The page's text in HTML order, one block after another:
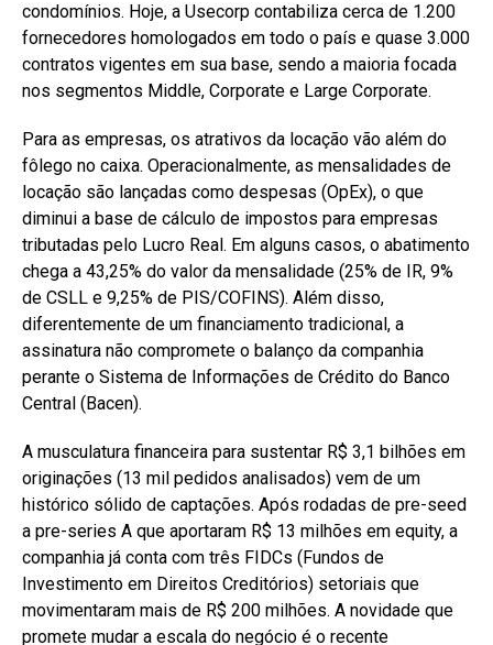
condomínios. Hoje, a Usecorp contabiliza cerca de 1.200
fornecedores homologados em todo o país e quase 3.000
contratos vigentes em sua base, sendo a maioria focada
nos segmentos Middle, Corporate e Large Corporate.
Para as empresas, os atrativos da locação vão além do
fôlego no caixa. Operacionalmente, as mensalidades de
locação são lançadas como despesas (OpEx), o que
diminui a base de cálculo de impostos para empresas
tributadas pelo Lucro Real. Em alguns casos, o abatimento
chega a 43,25% do valor da mensalidade (25% de IR, 9%
de CSLL e 9,25% de PIS/COFINS). Além disso,
diferentemente de um financiamento tradicional, a
assinatura não compromete o balanço da companhia
perante o Sistema de Informações de Crédito do Banco
Central (Bacen).
A musculatura financeira para sustentar R$ 3,1 bilhões em
originações (13 mil pedidos analisados) vem de um
histórico sólido de captações. Após rodadas de pre-seed
a pre-series A que aportaram R$ 13 milhões em equity, a
companhia já conta com três FIDCs (Fundos de
Investimento em Direitos Creditórios) setoriais que
movimentaram mais de R$ 200 milhões. A novidade que
promete mudar a escala do negócio é o recente